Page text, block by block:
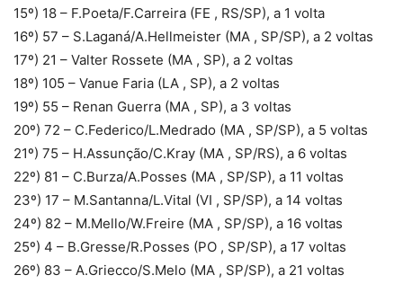
15º) 18 – F.Poeta/F.Carreira (FE , RS/SP), a 1 volta
16º) 57 – S.Laganá/A.Hellmeister (MA , SP/SP), a 2 voltas
17º) 21 – Valter Rossete (MA , SP), a 2 voltas
18º) 105 – Vanue Faria (LA , SP), a 2 voltas
19º) 55 – Renan Guerra (MA , SP), a 3 voltas
20º) 72 – C.Federico/L.Medrado (MA , SP/SP), a 5 voltas
21º) 75 – H.Assunção/C.Kray (MA , SP/RS), a 6 voltas
22º) 81 – C.Burza/A.Posses (MA , SP/SP), a 11 voltas
23º) 17 – M.Santanna/L.Vital (VI , SP/SP), a 14 voltas
24º) 82 – M.Mello/W.Freire (MA , SP/SP), a 16 voltas
25º) 4 – B.Gresse/R.Posses (PO , SP/SP), a 17 voltas
26º) 83 – A.Griecco/S.Melo (MA , SP/SP), a 21 voltas